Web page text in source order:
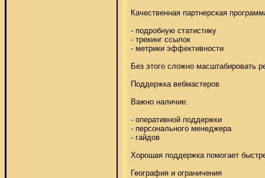
Качественная партнерская
- подробную статистику
- трекинг ссылок
- метрики эффективности
Без этого сложно масштабировать
Поддержка вебмастеров
Важно наличие:
- оперативной поддержки
- персонального менеджера
- гайдов
Хорошая поддержка помогает
География и ограничения